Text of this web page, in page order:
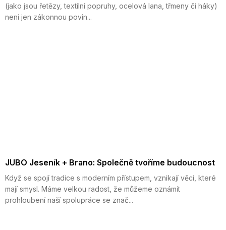
(jako jsou řetězy, textilní popruhy, ocelová lana, třmeny či háky)
není jen zákonnou povin...
JUBO Jeseník + Brano: Společně tvoříme budoucnost
Když se spojí tradice s moderním přístupem, vznikají věci, které
mají smysl. Máme velkou radost, že můžeme oznámit
prohloubení naší spolupráce se znač...